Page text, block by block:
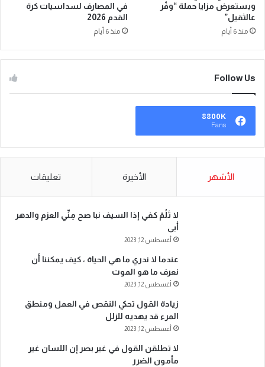
ويستعرض مزايا حملة “وفّر
عالثقيل”
منذ 6 أيام
في المصارف لسداسيات كرة
القدم 2026
منذ 6 أيام
Follow Us
8800K
Fans
الأشهر الأخيرة تعليقات
لا تَلُمْ كفي إذا السيف نبا صح مِنِّي العزم والدهر
أبى
أغسطس 12, 2023
عندما لا ندري ما هي الحياة ، كيف يمكننا أن
نعرف ما هو الموت
أغسطس 12, 2023
زيادة القول تحكي النقص في العمل ومنطق
المرء قد يهديه للزلل
أغسطس 12, 2023
لا تطلقن القول في غير بصر إن اللسان غير
مأمون الضرر